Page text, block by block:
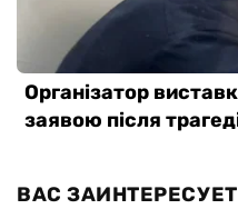
ВАС ЗАИНТЕРЕСУЕТ